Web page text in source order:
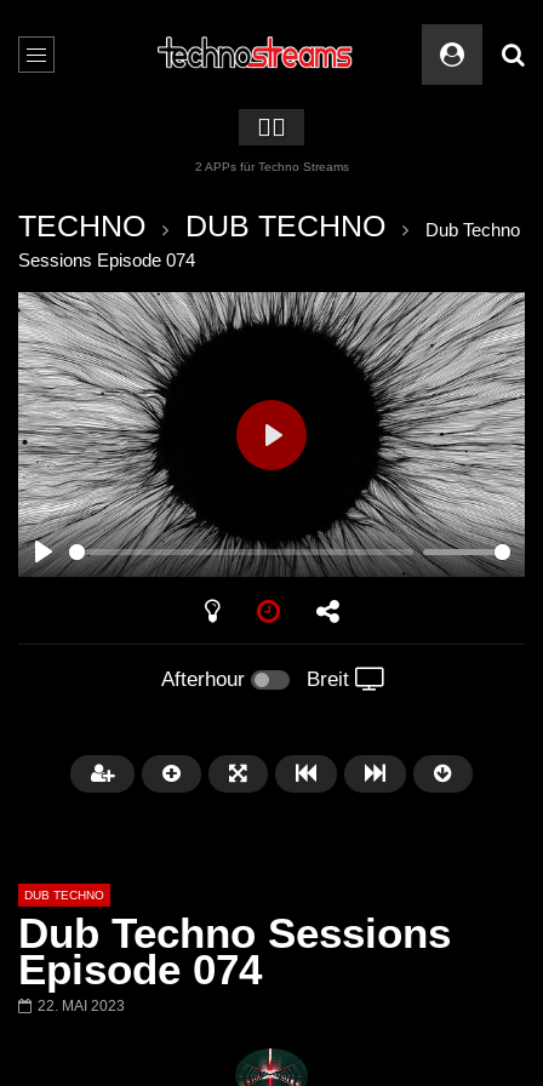
🏳️‍🌈
2 APPs für Techno Streams
TECHNO DUB TECHNO
Dub Techno
Sessions Episode 074
PLAY
PLAY
Afterhour Breit
Dub Techno Music Set In The Mix
DUB TECHNO
Dub Techno Sessions
Episode 074
22. MAI 2023